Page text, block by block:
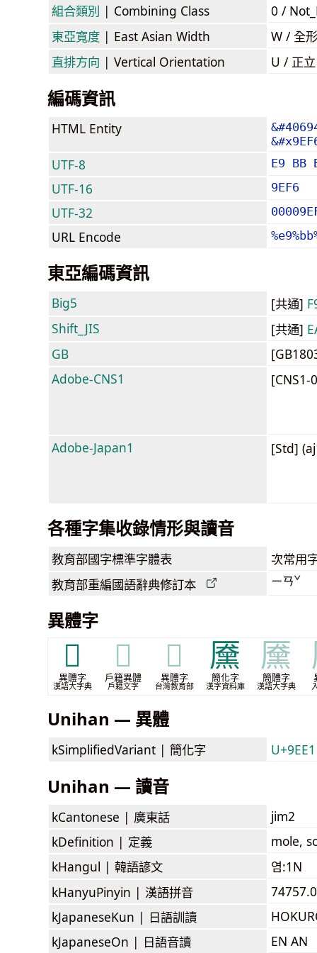
組合類別 | Combining Class
0 /
東亞寬度 | East Asian Width
W / 全
直排方向 | Vertical Orientation U / 正
編碼資訊
HTML Entity
UTF-8 E9 BB
UTF-16 9EF6
UTF-32
URL Encode
東亞編碼資訊
Big5 [共通]
Shift_JIS
[共通]
GB
Adobe-CNS1
Adobe-Japan1 [Std]
各種字集收錄情形與讀音
教育部國字標準字體表 次常用
教育部重編國語辭典修訂本 ㄧㄢˇ
異體字
𪒞
異體字
漢語大字典
𪒞
戶籍異體
戶籍文字
𪒞
異體字
台灣教育部
黡
簡化字
漢字資料庫
黡
簡體字
漢語大字典
Unihan — 異體
kSimplifiedVariant | 簡化字
Unihan — 讀音
kCantonese | 廣東話
jim2
kDefinition | 定義
mole,
kHangul | 韓語諺文
염:1N
kHanyuPinyin | 漢語拼音
kJapaneseKun | 日語訓讀
kJapaneseOn | 日語音讀 EN AN